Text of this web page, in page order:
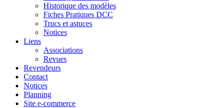
Historique des modèles
Fiches Pratiques DCC
Trucs et astuces
Notices
Liens
Associations
Revues
Revendeurs
Contact
Notices
Planning
Site e-commerce